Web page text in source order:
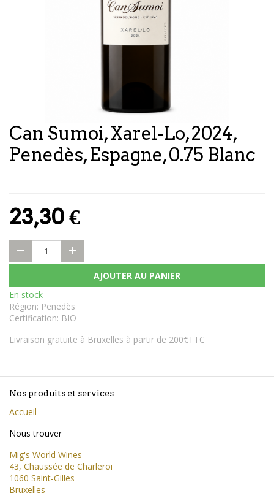
Can Sumoi, Xarel-Lo, 2024,
Penedès, Espagne, 0.75 Blanc
23,30€
AJOUTER AU PANIER
En stock
Région: Penedès
Certification: BIO
Livraison gratuite à Bruxelles à partir de 200€TTC
Nos produits et services
Accueil
Nous trouver
Mig's World Wines
43, Chaussée de Charleroi
1060 Saint-Gilles
Bruxelles